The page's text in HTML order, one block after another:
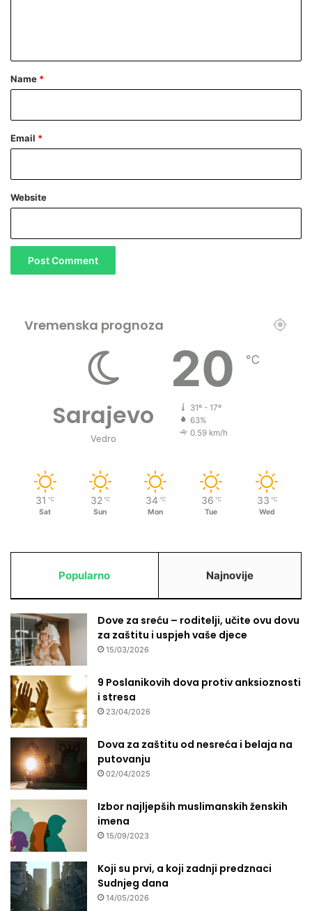
*
Name *
Email *
Website
Vremenska prognoza
Sarajevo
Vedro
20 ℃
31º - 17º
63%
0.59 km/h
31 ℃
Sat
32 ℃
Sun
34 ℃
Mon
36 ℃
Tue
33 ℃
Wed
Popularno Najnovije
Dove za sreću – roditelji, učite ovu dovu
za zaštitu i uspjeh vaše djece
15/03/2026
9 Poslanikovih dova protiv anksioznosti
i stresa
23/04/2026
Dova za zaštitu od nesreća i belaja na
putovanju
02/04/2025
Izbor najljepših muslimanskih ženskih
imena
15/09/2023
Koji su prvi, a koji zadnji predznaci
Sudnjeg dana
14/05/2026